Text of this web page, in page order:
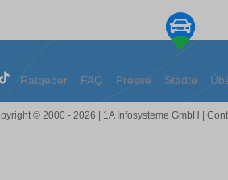
Ratgeber FAQ Presse Städte
© 2000 - 2026 | 1A Infosysteme GmbH |